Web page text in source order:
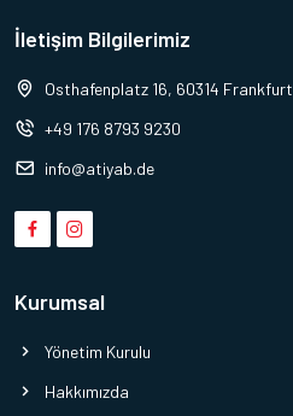
İletişim Bilgilerimiz
Osthafenplatz 16, 60314 Frankfurt
+49 176 8793 9230
info@atiyab.de
Kurumsal
Yönetim Kurulu
Hakkımızda